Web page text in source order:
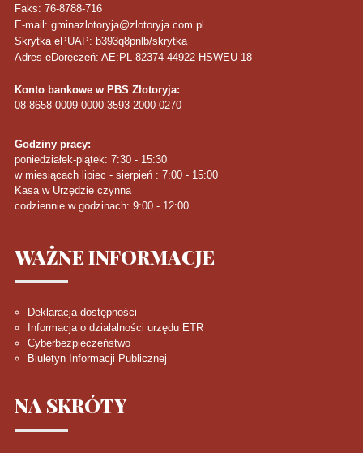
Faks: 76-8788-716
E-mail: gminazlotoryja@zlotoryja.com.pl
Skrytka ePUAP: b393q8pnlb/skrytka
Adres eDoręczeń: AE:PL-82374-44922-HSWEU-18
Konto bankowe w PBS Złotoryja:
08-8658-0009-0000-3593-2000-0270
Godziny pracy:
poniedziałek-piątek: 7:30 - 15:30
w miesiącach lipiec - sierpień : 7:00 - 15:00
Kasa w Urzędzie czynna
codziennie w godzinach: 9:00 - 12:00
WAŻNEINFORMACJE
Deklaracja dostępności
Informacja o działalności urzędu ETR
Cyberbezpieczeństwo
Biuletyn Informacji Publicznej
NA SKRÓTY